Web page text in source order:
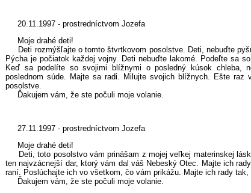
20.11.1997 - prostredníctvom Jozefa
Moje drahé deti!
Deti rozmýšľajte o tomto štvrtkovom posolstve. Deti, nebuďte
Pýcha je počiatok každej vojny. Deti nebuďte lakomé. Podeľte sa
Keď sa podelíte so svojimi blížnymi o posledný kúsok chleba,
poslednom súde. Majte sa radi. Milujte svojich blížnych. Ešte raz
posolstve.
Ďakujem vám, že ste počuli moje volanie.
27.11.1997 - prostredníctvom Jozefa
Moje drahé deti!
Deti, toto posolstvo vám prinášam z mojej veľkej materinskej
ten najvzácnejší dar, ktorý vám dal váš Nebeský Otec. Majte ich
raní. Poslúchajte ich vo všetkom, čo vám prikážu. Majte ich rady
Ďakujem vám, že ste počuli moje volanie.